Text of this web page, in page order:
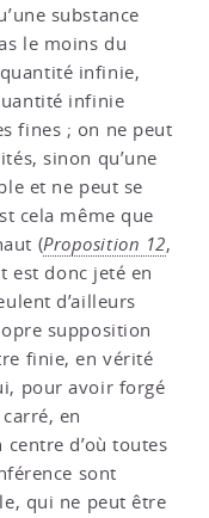
substance
le moins du
infinie,
infinie
fines ; on ne peut
sinon qu’une
et ne peut se
cela même que
(Proposition 12,
est donc jeté en
d’ailleurs
supposition
finie, en vérité
pour avoir forgé
en
centre d’où toutes
sont
qui ne peut être